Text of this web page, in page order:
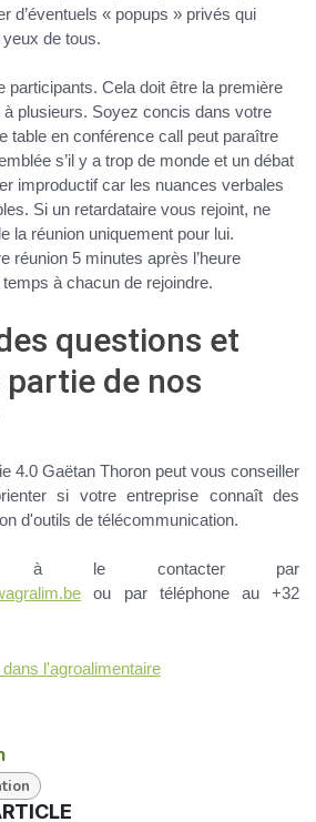
d’éventuels « popups » privés qui
de tous.
participants. Cela doit être la première
à plusieurs. Soyez concis dans votre
table en conférence call peut paraître
s’il y a trop de monde et un débat
improductif car les nuances verbales
Si un retardataire vous rejoint, ne
la réunion uniquement pour lui.
réunion 5 minutes après l’heure
à chacun de rejoindre.
questions et
de nos
4.0 Gaëtan Thoron peut vous conseiller
si votre entreprise connaît des
d'outils de télécommunication.
à le contacter par
ou par téléphone au +32